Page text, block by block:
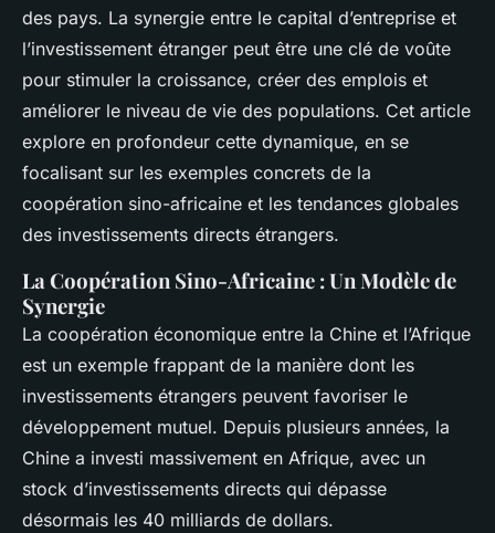
des pays. La synergie entre le capital d’entreprise et
l’investissement étranger peut être une clé de voûte
pour stimuler la croissance, créer des emplois et
améliorer le niveau de vie des populations. Cet article
explore en profondeur cette dynamique, en se
focalisant sur les exemples concrets de la
coopération sino-africaine et les tendances globales
des investissements directs étrangers.
La Coopération Sino-Africaine : Un Modèle de
Synergie
La coopération économique entre la Chine et l’Afrique
est un exemple frappant de la manière dont les
investissements étrangers peuvent favoriser le
développement mutuel. Depuis plusieurs années, la
Chine a investi massivement en Afrique, avec un
stock d’investissements directs qui dépasse
désormais les 40 milliards de dollars.